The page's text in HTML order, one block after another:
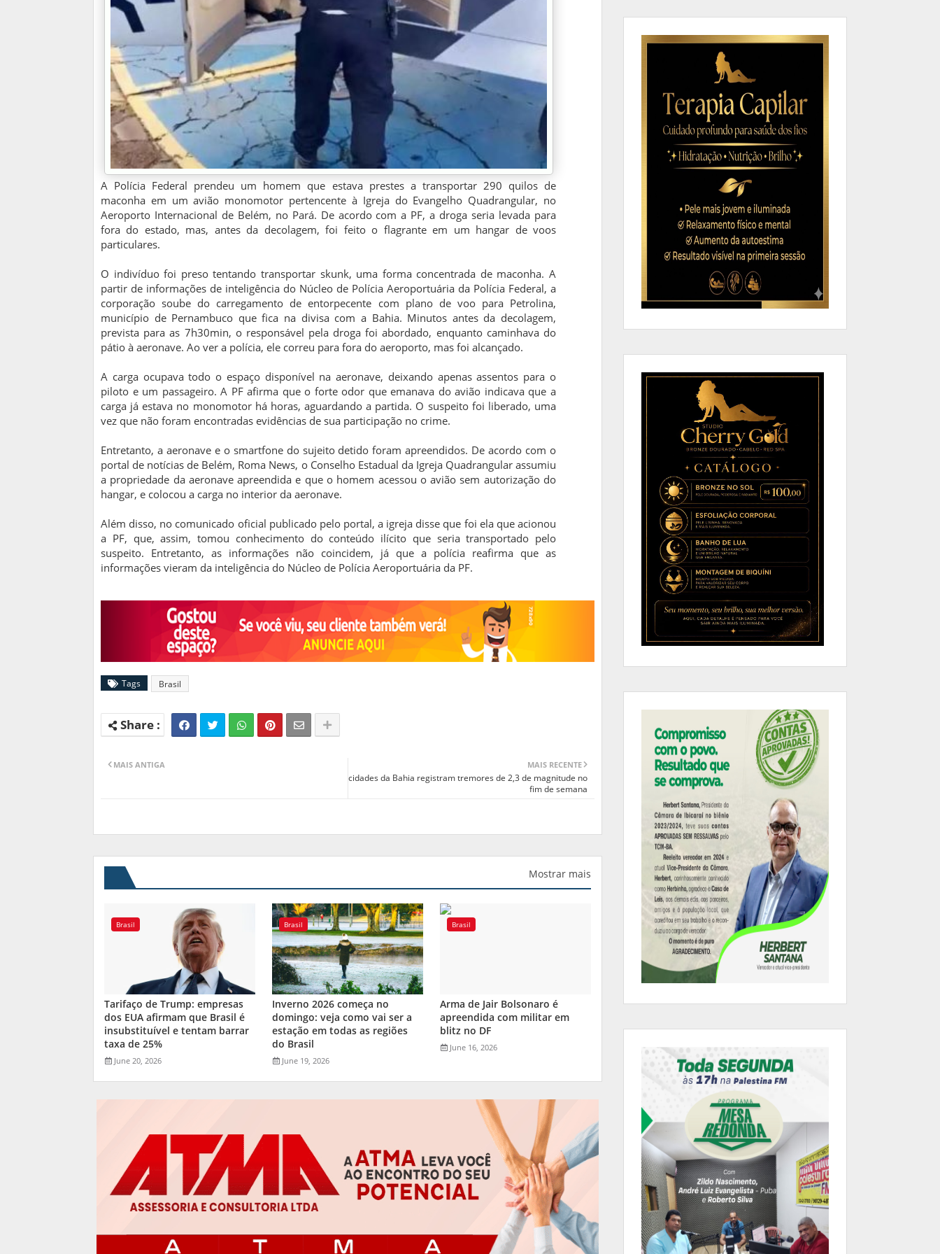
A Polícia Federal prendeu um homem que estava prestes a transportar 290 quilos de
maconha em um avião monomotor pertencente à Igreja do Evangelho Quadrangular, no
Aeroporto Internacional de Belém, no Pará. De acordo com a PF, a droga seria levada para
fora do estado, mas, antes da decolagem, foi feito o flagrante em um hangar de voos
particulares.
O indivíduo foi preso tentando transportar skunk, uma forma concentrada de maconha. A
partir de informações de inteligência do Núcleo de Polícia Aeroportuária da Polícia Federal, a
corporação soube do carregamento de entorpecente com plano de voo para Petrolina,
município de Pernambuco que fica na divisa com a Bahia. Minutos antes da decolagem,
prevista para as 7h30min, o responsável pela droga foi abordado, enquanto caminhava do
pátio à aeronave. Ao ver a polícia, ele correu para fora do aeroporto, mas foi alcançado.
A carga ocupava todo o espaço disponível na aeronave, deixando apenas assentos para o
piloto e um passageiro. A PF afirma que o forte odor que emanava do avião indicava que a
carga já estava no monomotor há horas, aguardando a partida. O suspeito foi liberado, uma
vez que não foram encontradas evidências de sua participação no crime.
Entretanto, a aeronave e o smartfone do sujeito detido foram apreendidos. De acordo com o
portal de notícias de Belém, Roma News, o Conselho Estadual da Igreja Quadrangular assumiu
a propriedade da aeronave apreendida e que o homem acessou o avião sem autorização do
hangar, e colocou a carga no interior da aeronave.
Além disso, no comunicado oficial publicado pelo portal, a igreja disse que foi ela que acionou
a PF, que, assim, tomou conhecimento do conteúdo ilícito que seria transportado pelo
suspeito. Entretanto, as informações não coincidem, já que a polícia reafirma que as
informações vieram da inteligência do Núcleo de Polícia Aeroportuária da PF.
Tags Brasil
MAIS RECENTE
cidades da Bahia registram tremores de 2,3 de magnitude no
fim de semana
MAIS ANTIGA
Mostrar mais
Brasil
Tarifaço de Trump: empresas
dos EUA afirmam que Brasil é
insubstituível e tentam barrar
taxa de 25%
June 20, 2026
Brasil
Inverno 2026 começa no
domingo: veja como vai ser a
estação em todas as regiões
do Brasil
June 19, 2026
Brasil
Arma de Jair Bolsonaro é
apreendida com militar em
blitz no DF
June 16, 2026